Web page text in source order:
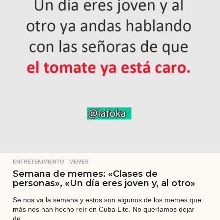
ENTRETENIMIENTO ,MEMES
Semana de memes: «Clases de
personas», «Un día eres joven y, al otro»
Se nos va la semana y estos son algunos de los memes que
más nos han hecho reír en Cuba Lite. No queríamos dejar